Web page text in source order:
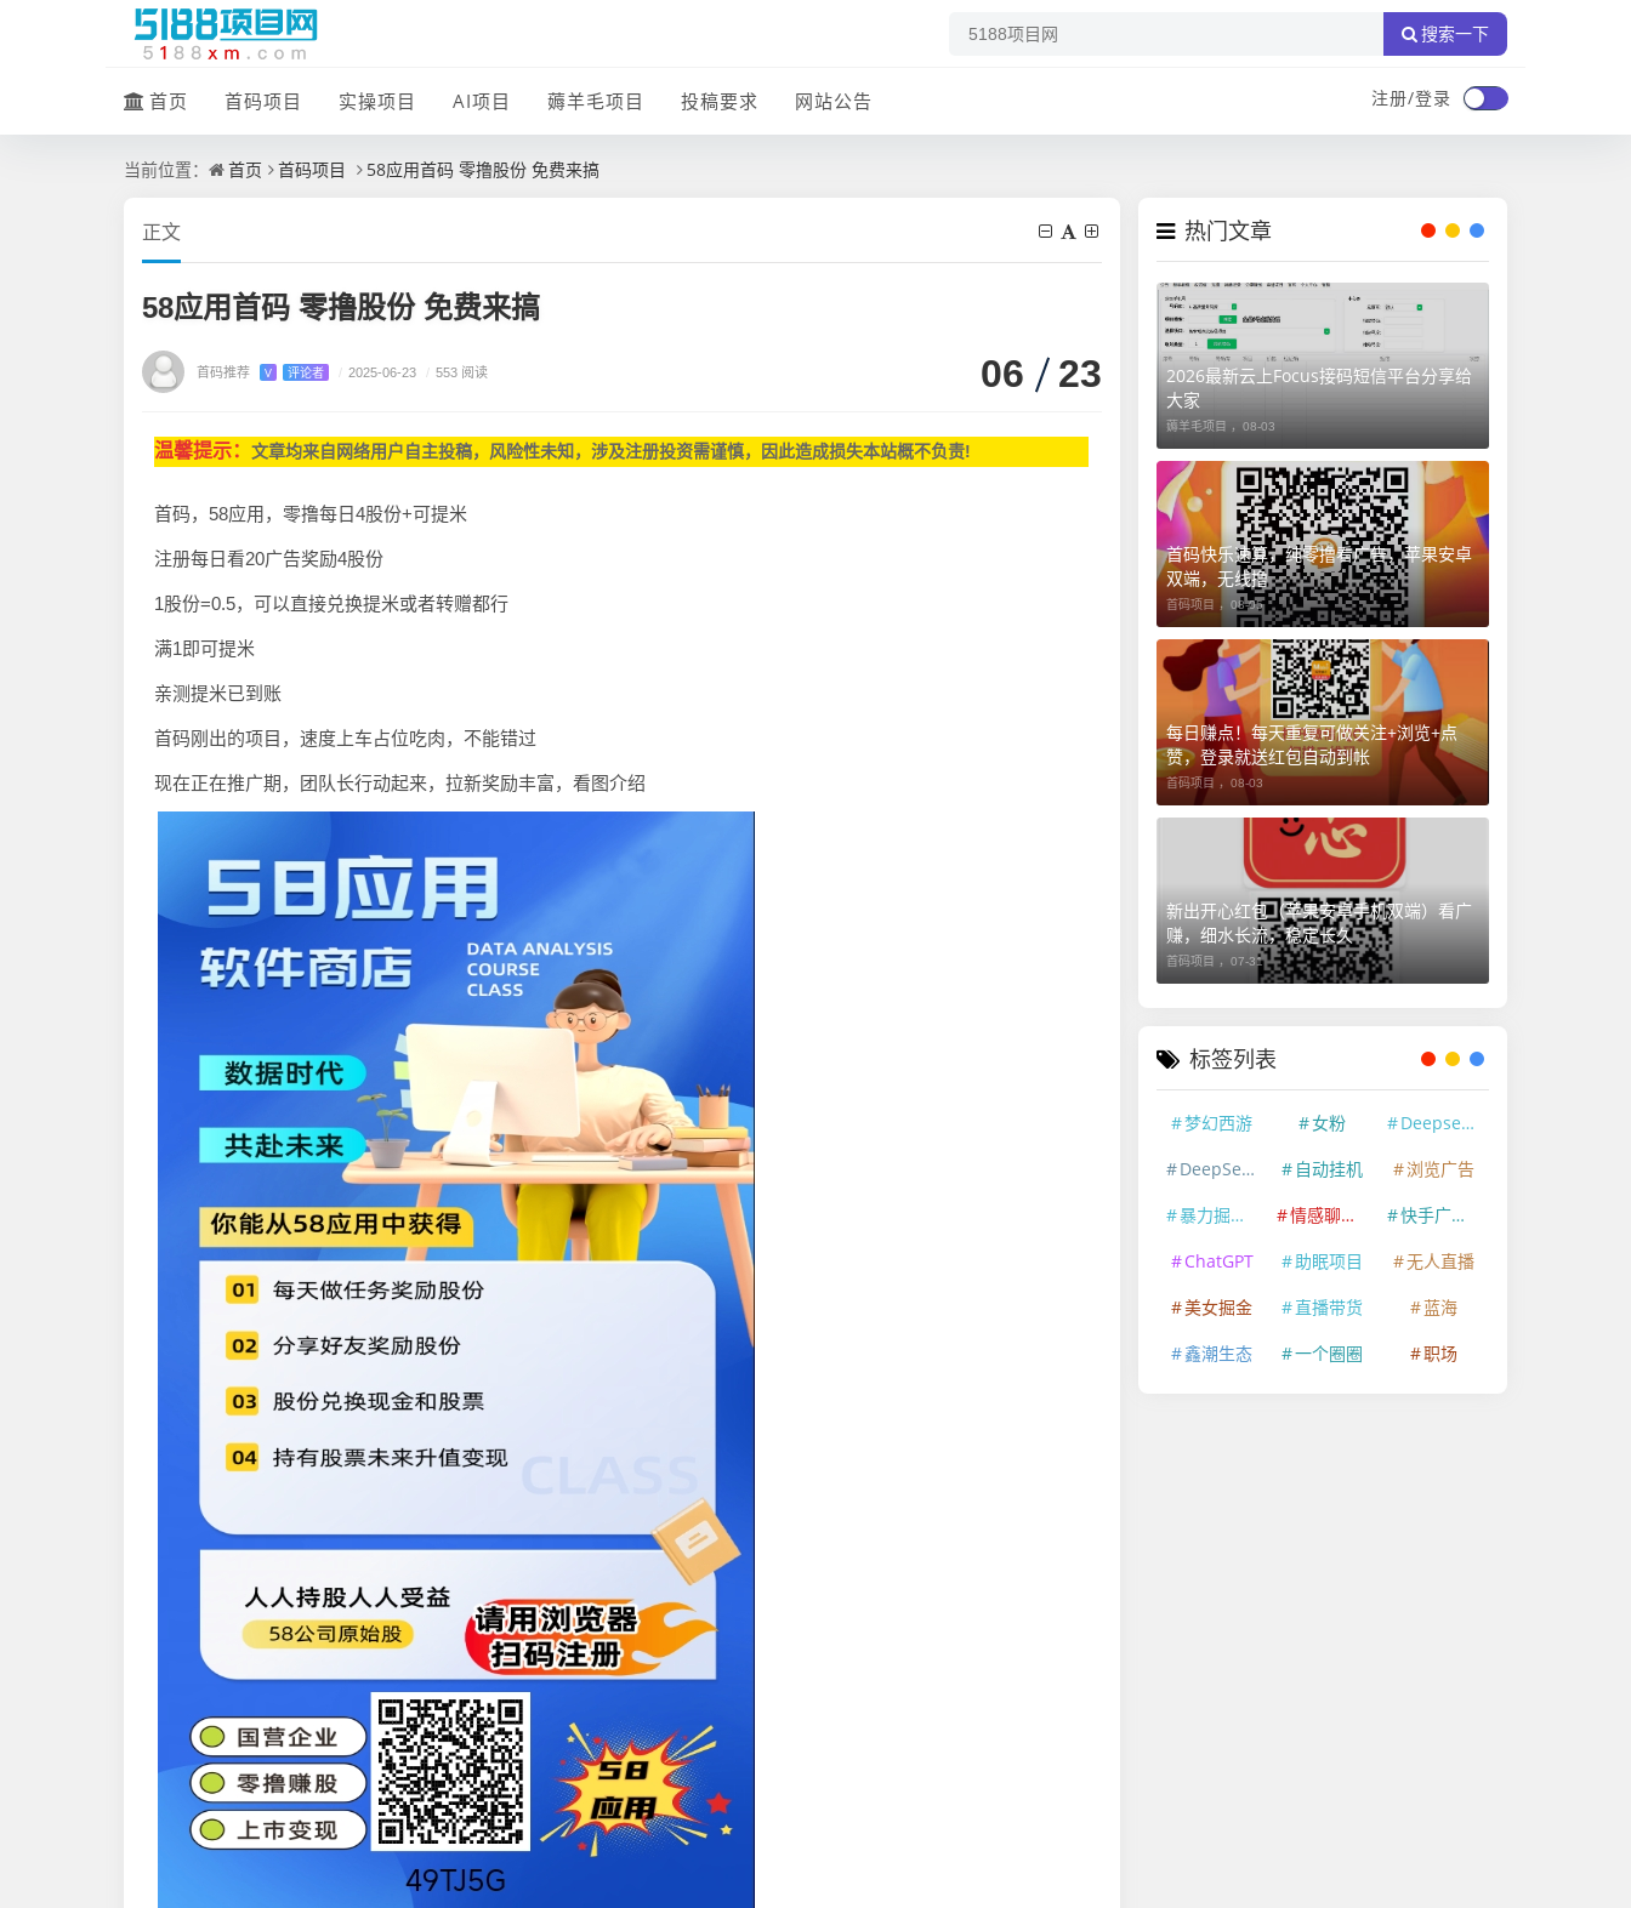
搜索一下
首页 首码项目 实操项目 AI项目 薅羊毛项目 投稿要求 网站公告 注册/登录
当前位置： 首页 首码项目 58应用首码 零撸股份 免费来搞
正文
58应用首码 零撸股份 免费来搞
首码推荐 V 评论者 / 2025-06-23 / 553 阅读 06 23
温馨提示： 文章均来自网络用户自主投稿， 风险性未知，涉及注册投资需谨慎，因此造成损失本站概不负责!
首码，58应用，零撸每日4股份+可提米
注册每日看20广告奖励4股份
1股份=0.5，可以直接兑换提米或者转赠都行
满1即可提米
亲测提米已到账
首码刚出的项目，速度上车占位吃肉，不能错过
现在正在推广期，团队长行动起来，拉新奖励丰富，看图介绍
热门文章
2026最新云上Focus接码短信平台分享给
大家
薅羊毛项目 ， 08-03
首码快乐速算，纯零撸看广告，苹果安卓
双端，无线撸
首码项目 ， 08-05
每日赚点！每天重复可做关注+浏览+点
赞，登录就送红包自动到帐
首码项目 ， 08-03
新出开心红包（苹果安卓手机双端）看广
赚，细水长流，稳定长久
首码项目 ， 07-31
标签列表
梦幻西游 女粉
Deepseek
DeepSeek
自动挂机
浏览广告
暴力掘金项目
情感聊天赛道
快手广告掘金
ChatGPT
助眠项目
无人直播
美女掘金
直播带货
蓝海
鑫潮生态
一个圈圈 职场